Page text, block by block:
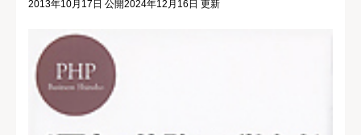
2013年10月17日 公開2024年12月16日 更新